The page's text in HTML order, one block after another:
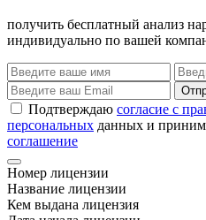
получить бесплатный анализ
индивидуально по вашей
Подтверждаю согласие с
персональных данных и
соглашение
Номер лицензии
Название лицензии
Кем выдана лицензия